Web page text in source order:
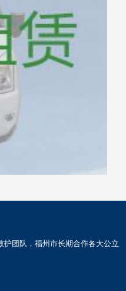
团队，福州市长期合作各大公立